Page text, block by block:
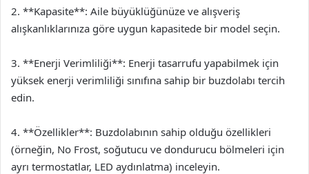
2. **Kapasite**: Aile büyüklüğünüze ve alışveriş
alışkanlıklarınıza göre uygun kapasitede bir model seçin.
3. **Enerji Verimliliği**: Enerji tasarrufu yapabilmek için
yüksek enerji verimliliği sınıfına sahip bir buzdolabı tercih
edin.
4. **Özellikler**: Buzdolabının sahip olduğu özellikleri
(örneğin, No Frost, soğutucu ve dondurucu bölmeleri için
ayrı termostatlar, LED aydınlatma) inceleyin.